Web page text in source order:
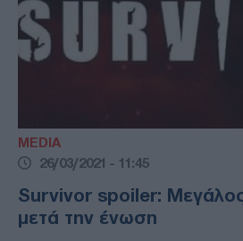
MEDIA
26/03/2021 - 11:45
Survivor spoiler:
μετά την ένωση